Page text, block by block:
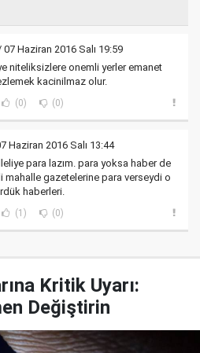
07 Haziran 2016 Salı 19:59
niteliksizlere onemli yerler emanet
kacinilmaz olur.
(0) (0)
Haziran 2016 Salı 13:44
para lazım. para yoksa haber de
mahalle gazetelerine para verseydi o
haberleri.
(1) (0)
Kritik Uyarı:
Değiştirin